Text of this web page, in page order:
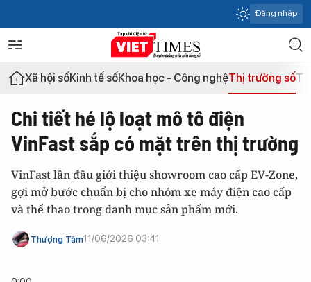
Đăng nhập
Xã hội sốKinh tế sốKhoa học - Công nghệThị trường số
Chi tiết hé lộ loạt mô tô điện
VinFast sắp có mặt trên thị trường
VinFast lần đầu giới thiệu showroom cao cấp EV-Zone,
gợi mở bước chuẩn bị cho nhóm xe máy điện cao cấp
và thể thao trong danh mục sản phẩm mới.
Thượng Tâm11/06/2026 03:41